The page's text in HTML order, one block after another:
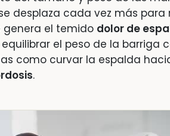
desplaza cada vez más para
genera el temido dolor de
el peso de la barriga
como curvar la espalda
.